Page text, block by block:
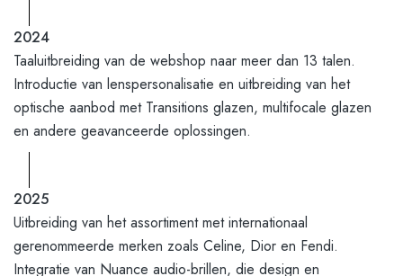
2024
Taaluitbreiding van de webshop naar meer dan 13 talen.
Introductie van lenspersonalisatie en uitbreiding van het
optische aanbod met Transitions glazen, multifocale glazen
en andere geavanceerde oplossingen.
2025
Uitbreiding van het assortiment met internationaal
gerenommeerde merken zoals Celine, Dior en Fendi.
Integratie van Nuance audio-brillen, die design en